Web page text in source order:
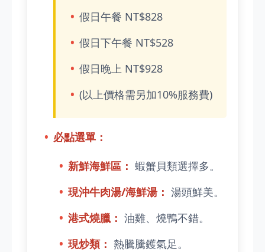
假日午餐 NT$828
假日下午餐 NT$528
假日晚上 NT$928
(以上價格需另加10%服務費)
必點選單：
新鮮海鮮區： 蝦蟹貝類選擇多。
現沖牛肉湯/海鮮湯： 湯頭鮮美。
港式燒臘： 油雞、燒鴨不錯。
現炒類： 熱騰騰鑊氣足。